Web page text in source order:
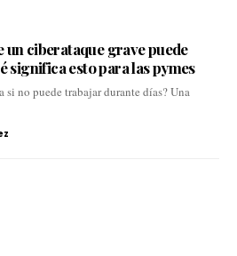
un ciberataque grave puede
significa esto para las pymes
si no puede trabajar durante días? Una